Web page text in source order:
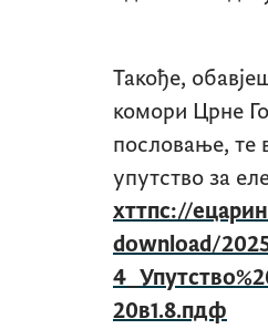
Такође,
комори Црне
пословање, те
упутство за
хттпс://
download/
20в1.8.пдф